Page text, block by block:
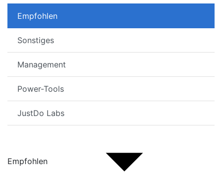
Empfohlen
Sonstiges
Management
Power-Tools
JustDo Labs
Empfohlen